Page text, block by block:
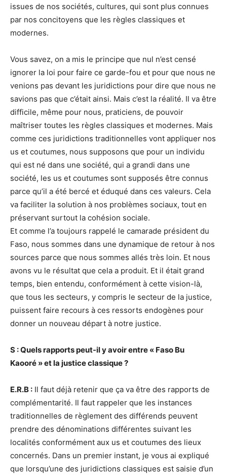
issues de nos sociétés, cultures, qui sont plus connues
par nos concitoyens que les règles classiques et
modernes.
Vous savez, on a mis le principe que nul n’est censé
ignorer la loi pour faire ce garde-fou et pour que nous ne
venions pas devant les juridictions pour dire que nous ne
savions pas que c’était ainsi. Mais c’est la réalité. Il va être
difficile, même pour nous, praticiens, de pouvoir
maîtriser toutes les règles classiques et modernes. Mais
comme ces juridictions traditionnelles vont appliquer nos
us et coutumes, nous supposons que pour un individu
qui est né dans une société, qui a grandi dans une
société, les us et coutumes sont supposés être connus
parce qu’il a été bercé et éduqué dans ces valeurs. Cela
va faciliter la solution à nos problèmes sociaux, tout en
préservant surtout la cohésion sociale.
Et comme l’a toujours rappelé le camarade président du
Faso, nous sommes dans une dynamique de retour à nos
sources parce que nous sommes allés très loin. Et nous
avons vu le résultat que cela a produit. Et il était grand
temps, bien entendu, conformément à cette vision-là,
que tous les secteurs, y compris le secteur de la justice,
puissent faire recours à ces ressorts endogènes pour
donner un nouveau départ à notre justice.
S : Quels rapports peut-il y avoir entre « Faso Bu
Kaooré » et la justice classique ?
E.R.B : Il faut déjà retenir que ça va être des rapports de
complémentarité. Il faut rappeler que les instances
traditionnelles de règlement des différends peuvent
prendre des dénominations différentes suivant les
localités conformément aux us et coutumes des lieux
concernés. Dans un premier instant, je vous ai expliqué
que lorsqu’une des juridictions classiques est saisie d’un